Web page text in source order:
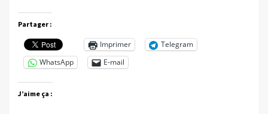
Partager :
Imprimer
Telegram
WhatsApp
E-mail
J’aime ça :